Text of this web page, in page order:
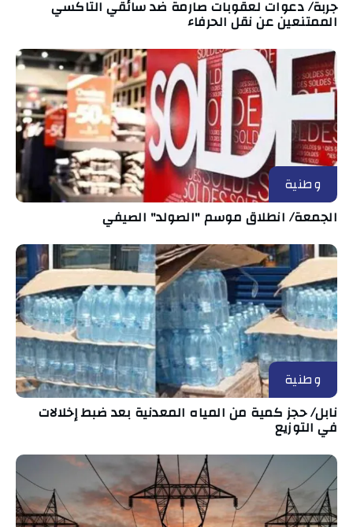
جربة/ دعوات لعقوبات صارمة ضد سائقي التاكسي
الممتنعين عن نقل الحرفاء
وطنية
الجمعة/ انطلاق موسم "الصولد" الصيفي
وطنية
نابل/ حجز كمية من المياه المعدنية بعد ضبط إخلالات
في التوزيع